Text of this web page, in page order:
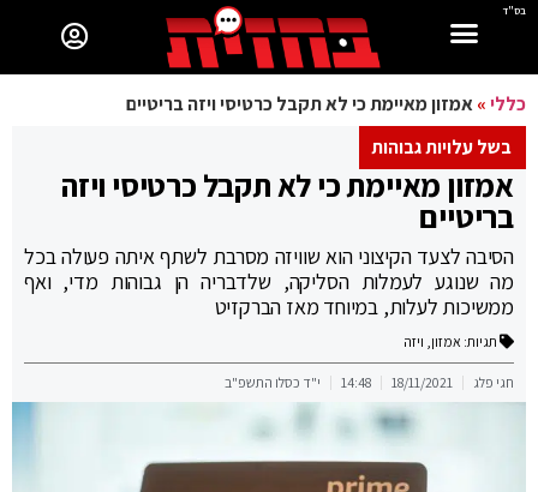
בס"ד
כללי»אמזון מאיימת כי לא תקבל כרטיסי ויזה בריטיים
בשל עלויות גבוהות
אמזון מאיימת כי לא תקבל כרטיסי ויזה
בריטיים
הסיבה לצעד הקיצוני הוא שוויזה מסרבת לשתף איתה פעולה בכל
מה שנוגע לעמלות הסליקה, שלדבריה הן גבוהות מדי, ואף
ממשיכות לעלות, במיוחד מאז הברקזיט
תגיות: אמזון, ויזה
חגי פלג 18/11/2021
14:48 י"ד כסלו התשפ"ב